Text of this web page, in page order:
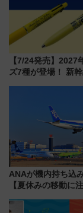
【7/24発売】
ズ7種が登場！ 新
ANAが機内持ち込
【夏休みの移動に
「身の回り品」新サ